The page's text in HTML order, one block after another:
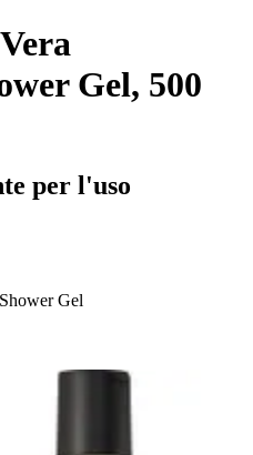
Gel, 500
per l'uso
Gel